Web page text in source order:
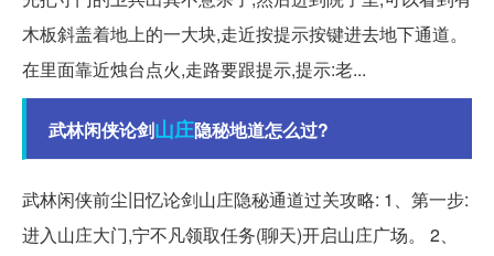
木板斜盖着地上的一大块,走近按提示按键进去地下通道。
在里面靠近烛台点火,走路要跟提示,提示:老...
武林闲侠论剑山庄隐秘地道怎么过?
武林闲侠前尘旧忆论剑山庄隐秘通道过关攻略: 1、第一步:
进入山庄大门,宁不凡领取任务(聊天)开启山庄广场。 2、